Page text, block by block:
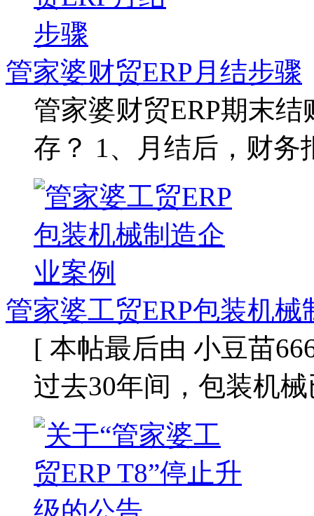
管家婆财贸ERP月结步骤
管家婆财贸ERP期末
存？ 1、月结后，财
管家婆工贸ERP包装机械
[ 本帖最后由 小豆苗
过去30年间，包装机